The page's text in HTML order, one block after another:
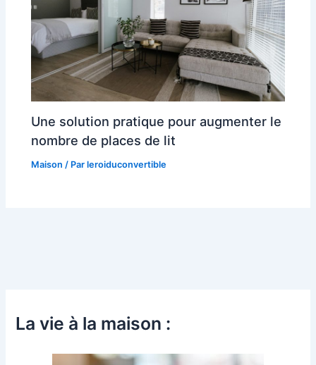
Une solution pratique pour augmenter le
nombre de places de lit
Maison / Parleroiduconvertible
La vie à la maison :